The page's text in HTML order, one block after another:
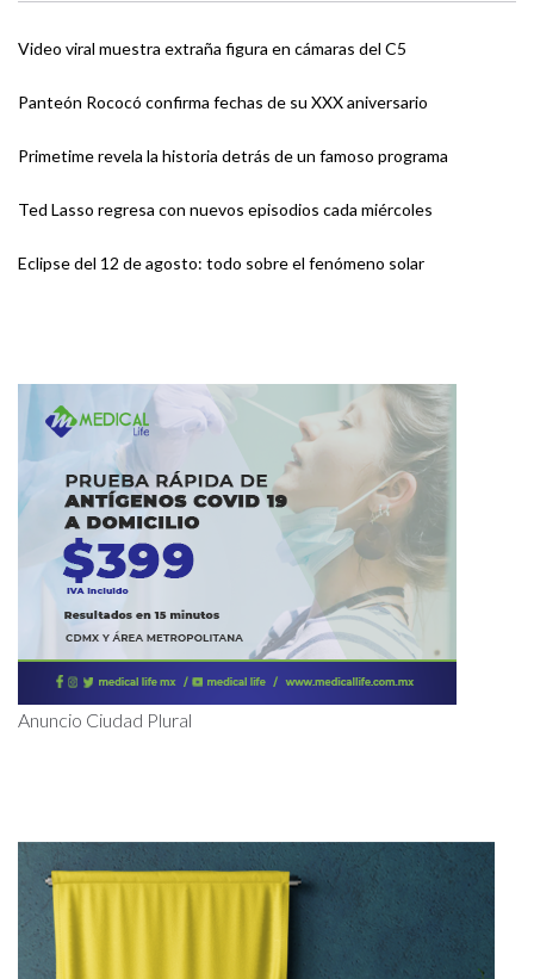
Video viral muestra extraña figura en cámaras del C5
Panteón Rococó confirma fechas de su XXX aniversario
Primetime revela la historia detrás de un famoso programa
Ted Lasso regresa con nuevos episodios cada miércoles
Eclipse del 12 de agosto: todo sobre el fenómeno solar
Anuncio Ciudad Plural